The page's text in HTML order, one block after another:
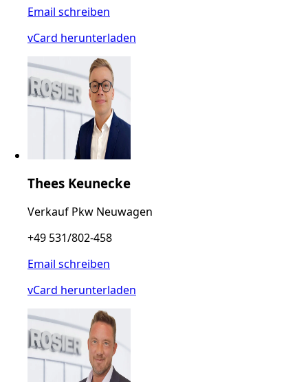
Email schreiben
vCard herunterladen
Thees Keunecke
Verkauf Pkw Neuwagen
+49 531/802-458
Email schreiben
vCard herunterladen